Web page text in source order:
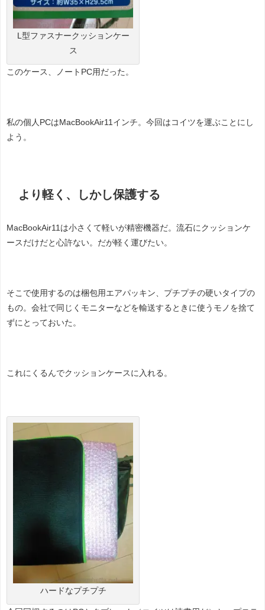
L型ファスナークッションケー
ス
このケース、ノートPC用だった。
私の個人PCはMacBookAir11インチ。今回はコイツを運ぶことにし
よう。
より軽く、しかし保護する
MacBookAir11は小さくて軽いが精密機器だ。流石にクッションケ
ースだけだと心許ない。だが軽く運びたい。
そこで使用するのは梱包用エアパッキン、プチプチの硬いタイプの
もの。会社で同じくモニターなどを輸送するときに使うモノを捨て
ずにとっておいた。
これにくるんでクッションケースに入れる。
ハードなプチプチ